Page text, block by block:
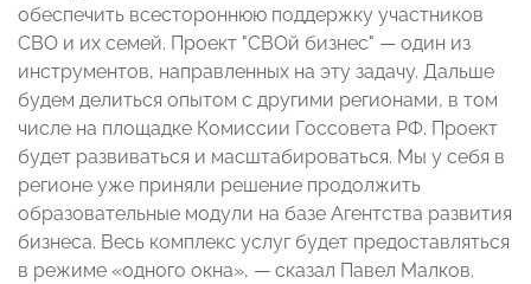
обеспечить всестороннюю поддержку участников
СВО и их семей. Проект "СВОй бизнес" — один из
инструментов, направленных на эту задачу. Дальше
будем делиться опытом с другими регионами, в том
числе на площадке Комиссии Госсовета РФ. Проект
будет развиваться и масштабироваться. Мы у себя в
регионе уже приняли решение продолжить
образовательные модули на базе Агентства развития
бизнеса. Весь комплекс услуг будет предоставляться
в режиме «одного окна», — сказал Павел Малков.